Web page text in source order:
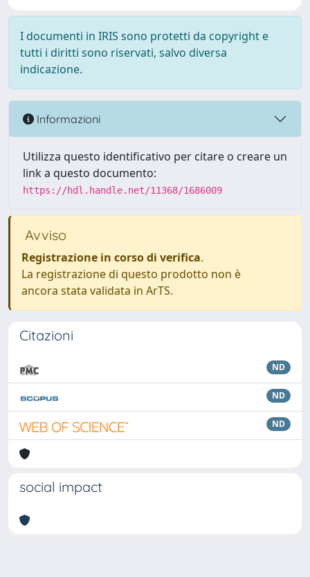
I documenti in IRIS sono protetti da copyright e
tutti i diritti sono riservati, salvo diversa
indicazione.
Informazioni
Utilizza questo identificativo per citare o creare un
link a questo documento:
https://hdl.handle.net/11368/1686009
Avviso
Registrazione in corso di verifica.
La registrazione di questo prodotto non è
ancora stata validata in ArTS.
Citazioni
ND
ND
ND
social impact